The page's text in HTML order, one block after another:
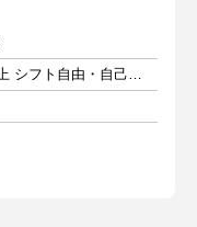
週1日以上 1日5時間以上 シフト自由・自己申告